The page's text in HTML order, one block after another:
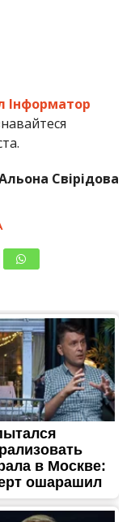
Інформатор
Свірідова